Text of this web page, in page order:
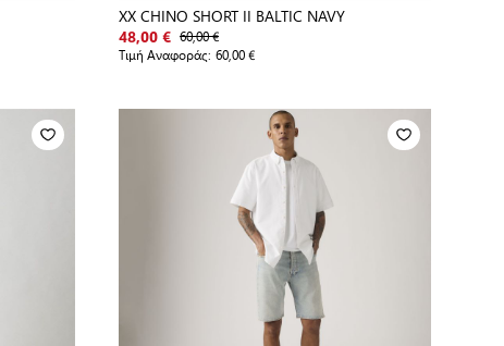
XX CHINO SHORT II BALTIC NAVY
48,00 € 60,00 €
Τιμή Αναφοράς: 60,00 €